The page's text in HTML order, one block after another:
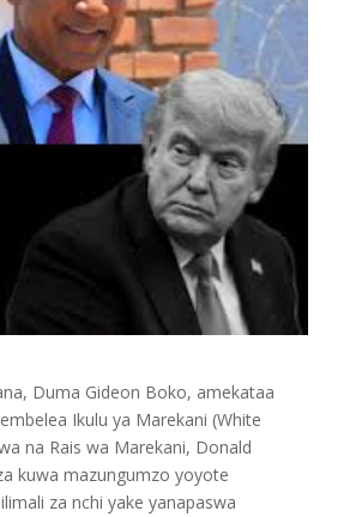
Duma Gideon Boko, amekataa
Ikulu ya Marekani (White
na Rais wa Marekani, Donald
kuwa mazungumzo yoyote
za nchi yake yanapaswa